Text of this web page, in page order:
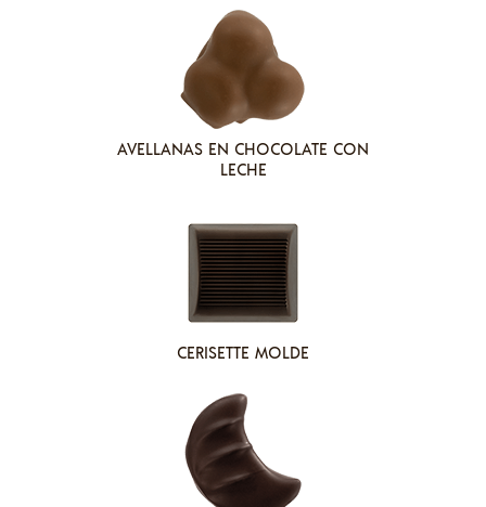
AVELLANAS EN CHOCOLATE CON
LECHE
CERISETTE MOLDE